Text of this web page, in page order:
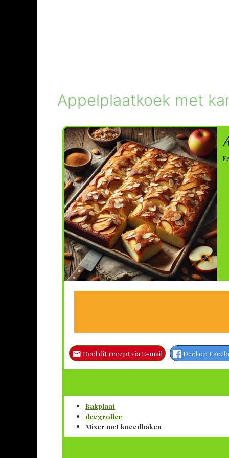
Appelplaatkoek met
Deel dit recept via E-mail Deel op
Bakplaat
deegroller
Mixer met kneedhaken